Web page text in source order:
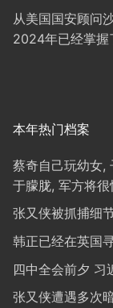
从美国国安顾问
2024年已经掌握
本年热门档案
蔡奇自己玩幼女,
于朦胧, 军方将很
张又侠被抓捕细
韩正已经在英国
四中全会前夕 习
张又侠遭遇多次